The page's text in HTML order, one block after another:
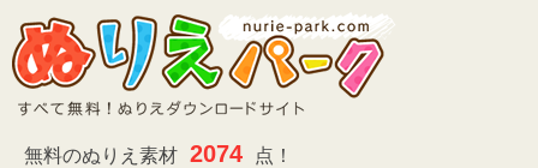
無料のぬりえ素材 2074 点！